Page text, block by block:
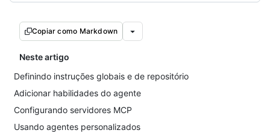
Copiar como Markdown
Neste artigo
Definindo instruções globais e de repositório
Adicionar habilidades do agente
Configurando servidores MCP
Usando agentes personalizados